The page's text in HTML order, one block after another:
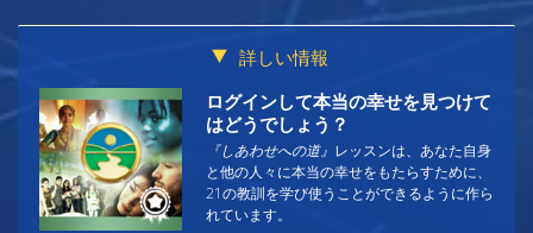
詳しい情報
ログインして本当の幸せを見つけて
はどうでしょう？
『しあわせへの道』 レッスンは、あなた自身
と他の人々に本当の幸せをもたらすために、
21の教訓を学び使うことができるように作ら
れています。